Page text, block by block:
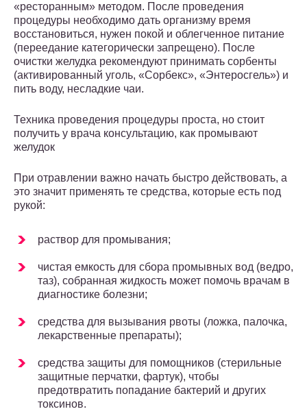
«ресторанным» методом. После проведения
процедуры необходимо дать организму время
восстановиться, нужен покой и облегченное питание
(переедание категорически запрещено). После
очистки желудка рекомендуют принимать сорбенты
(активированный уголь, «Сорбекс», «Энтеросгель») и
пить воду, несладкие чаи.
Техника проведения процедуры проста, но стоит
получить у врача консультацию, как промывают
желудок
При отравлении важно начать быстро действовать, а
это значит применять те средства, которые есть под
рукой:
раствор для промывания;
чистая емкость для сбора промывных вод (ведро,
таз), собранная жидкость может помочь врачам в
диагностике болезни;
средства для вызывания рвоты (ложка, палочка,
лекарственные препараты);
средства защиты для помощников (стерильные
защитные перчатки, фартук), чтобы
предотвратить попадание бактерий и других
токсинов.